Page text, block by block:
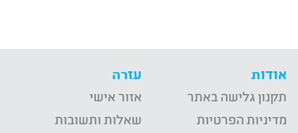
אודות
תקנון גלישה באתר
מדיניות הפרטיות
עזרה
אזור אישי
שאלות ותשובות